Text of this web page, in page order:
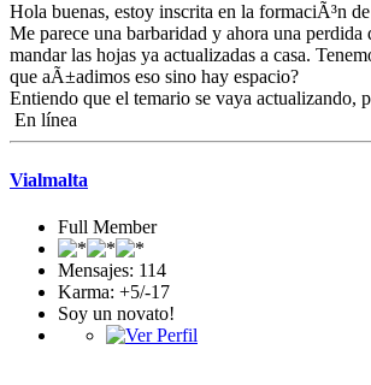
Hola buenas, estoy inscrita en la formaciÃ³n
Me parece una barbaridad y ahora una
mandar las hojas ya actualizadas a casa.
que aÃ±adimos eso sino hay espacio?
Entiendo que el temario se vaya actualizando,
En línea
Vialmalta
Full Member
Mensajes: 114
Karma: +5/-17
Soy un novato!